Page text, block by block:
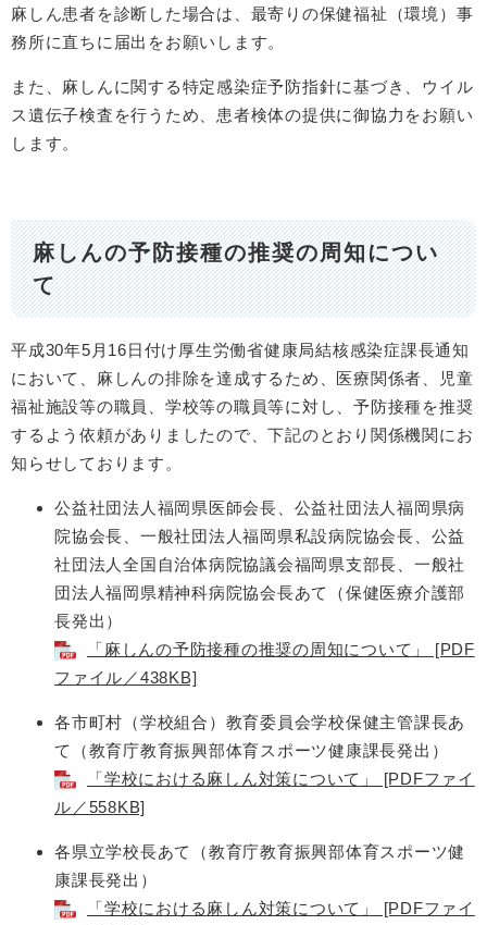
麻しん患者を診断した場合は、最寄りの保健福祉（環境）事
務所に直ちに届出をお願いします。
また、麻しんに関する特定感染症予防指針に基づき、ウイル
ス遺伝子検査を行うため、患者検体の提供に御協力をお願い
します。
麻しんの予防接種の推奨の周知につい
て
平成30年5月16日付け厚生労働省健康局結核感染症課長通知
において、麻しんの排除を達成するため、医療関係者、児童
福祉施設等の職員、学校等の職員等に対し、予防接種を推奨
するよう依頼がありましたので、下記のとおり関係機関にお
知らせしております。
公益社団法人福岡県医師会長、公益社団法人福岡県病
院協会長、一般社団法人福岡県私設病院協会長、公益
社団法人全国自治体病院協議会福岡県支部長、一般社
団法人福岡県精神科病院協会長あて（保健医療介護部
長発出）
「麻しんの予防接種の推奨の周知について」 [PDF
ファイル／438KB]
各市町村（学校組合）教育委員会学校保健主管課長あ
て（教育庁教育振興部体育スポーツ健康課長発出）
「学校における麻しん対策について」 [PDFファイ
ル／558KB]
各県立学校長あて（教育庁教育振興部体育スポーツ健
康課長発出）
「学校における麻しん対策について」 [PDFファイ